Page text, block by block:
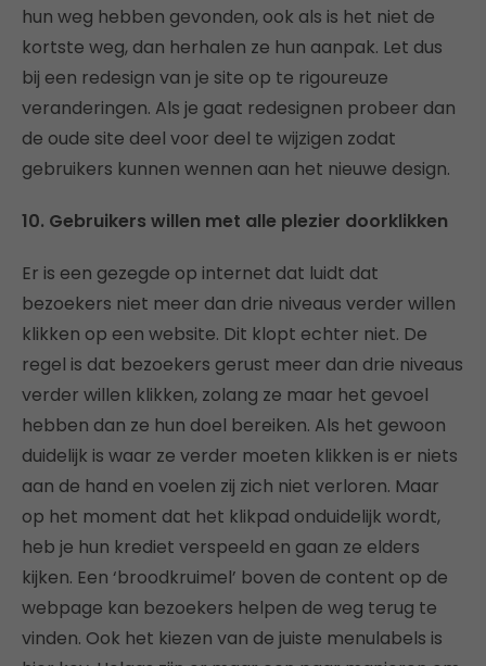
hun weg hebben gevonden, ook als is het niet de
kortste weg, dan herhalen ze hun aanpak. Let dus
bij een redesign van je site op te rigoureuze
veranderingen. Als je gaat redesignen probeer dan
de oude site deel voor deel te wijzigen zodat
gebruikers kunnen wennen aan het nieuwe design.
10. Gebruikers willen met alle plezier doorklikken
Er is een gezegde op internet dat luidt dat
bezoekers niet meer dan drie niveaus verder willen
klikken op een website. Dit klopt echter niet. De
regel is dat bezoekers gerust meer dan drie niveaus
verder willen klikken, zolang ze maar het gevoel
hebben dan ze hun doel bereiken. Als het gewoon
duidelijk is waar ze verder moeten klikken is er niets
aan de hand en voelen zij zich niet verloren. Maar
op het moment dat het klikpad onduidelijk wordt,
heb je hun krediet verspeeld en gaan ze elders
kijken. Een ‘broodkruimel’ boven de content op de
webpage kan bezoekers helpen de weg terug te
vinden. Ook het kiezen van de juiste menulabels is